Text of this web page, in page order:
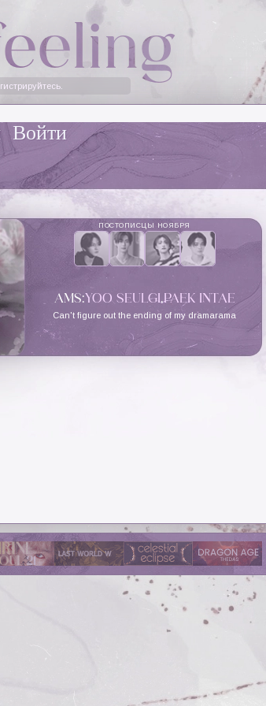
AMS:YOO SEULGI,PAEK INTAE
Can't figure out the ending of my dramarama
ПОСТОПИСЦЫ НОЯБРЯ
Войти